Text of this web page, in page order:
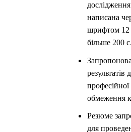
написана
шрифтом 12
більше 200
результатів
обмеження
Резюме
для